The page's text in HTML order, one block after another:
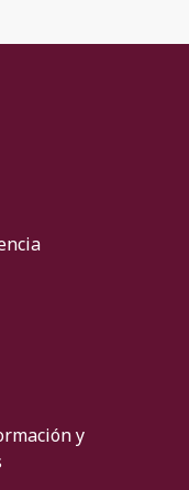
y